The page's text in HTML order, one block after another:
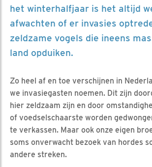
het winterhalfjaar is het altijd
afwachten of er invasies
zeldzame vogels die ineens
land opduiken.
Zo heel af en toe verschijnen in
we invasiegasten noemen. Dit zijn
hier zeldzaam zijn en door
of voedselschaarste worden
te verkassen. Maar ook onze eigen
soms onverwacht bezoek van hordes
andere streken.